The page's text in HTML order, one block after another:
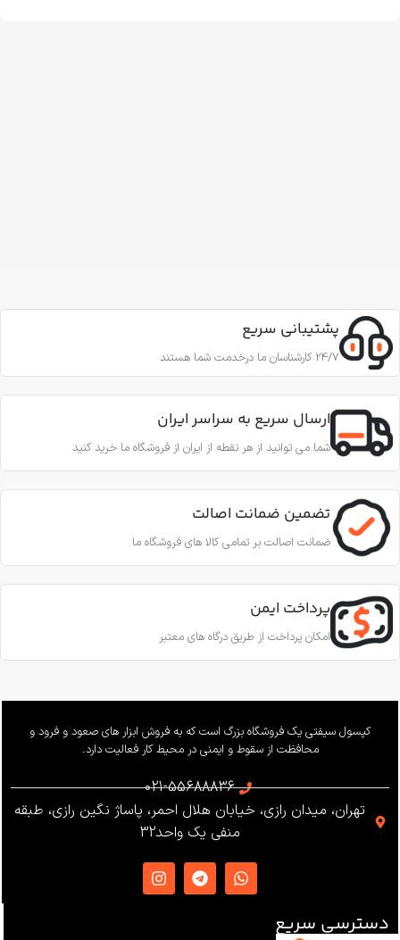
پشتیبانی سریع
24/7 کارشناسان ما درخدمت شما هستند
ارسال سریع به سراسر ایران
شما می توانید از هر نقطه از ایران از فروشگاه ما خرید کنید
تضمین ضمانت اصالت
ضمانت اصالت بر تمامی کالا های فروشگاه ما
پرداخت ایمن
امکان پرداخت از طریق درگاه های معتبر
کپسول سیفتی یک فروشگاه بزرگ است که به فروش ابزار های صعود و فرود و
محافظت از سقوط و ایمنی در محیط کار فعالیت دارد.
021-55688836
تهران، میدان رازی، خیابان هلال احمر، پاساژ نگین رازی، طبقه
منفی یک واحد32
دسترسی سریع